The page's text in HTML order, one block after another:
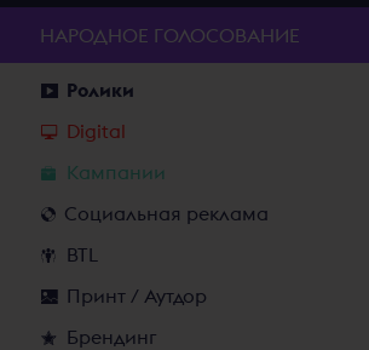
НАРОДНОЕ ГОЛОСОВАНИЕ
Ролики
Digital
Кампании
Социальная реклама
BTL
Принт / Аутдор
Брендинг